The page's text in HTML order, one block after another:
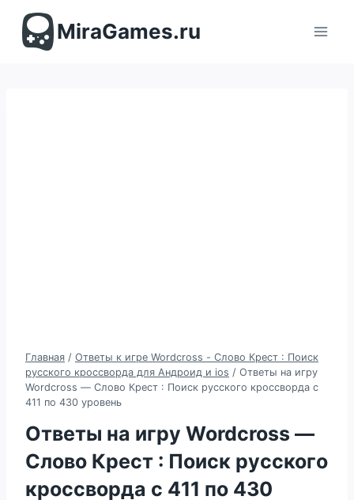
содержимомуMiraGames.ru
Главная / Ответы к игре Wordcross - Слово Крест : Поиск
русского кроссворда для Андроид и ios / Ответы на игру
Wordcross — Слово Крест : Поиск русского кроссворда с
411 по 430 уровень
Ответы на игру Wordcross —
Слово Крест : Поиск русского
кроссворда с 411 по 430